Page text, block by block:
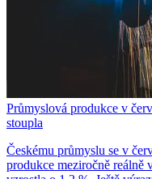
Průmyslová produkce v
stoupla
Českému průmyslu se v
produkce meziročně reálně